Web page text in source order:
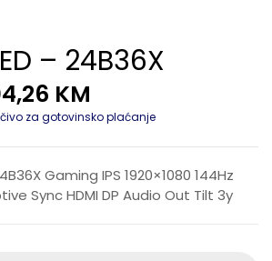
– 24B36X
KM
za gotovinsko plaćanje
Gaming IPS 1920×1080 144Hz
Sync HDMI DP Audio Out Tilt 3y